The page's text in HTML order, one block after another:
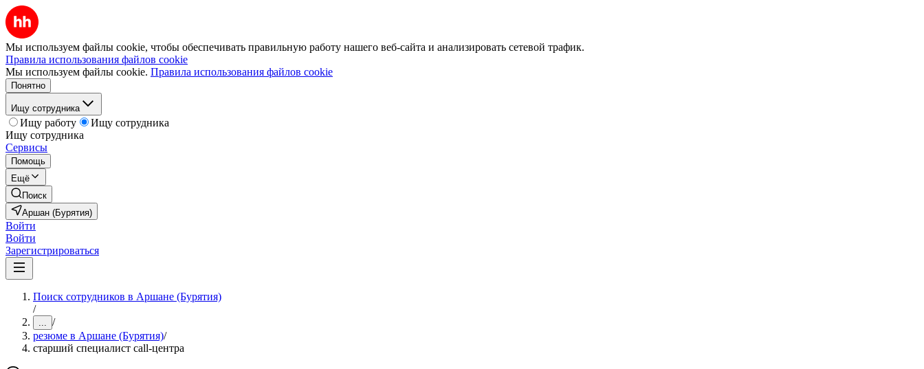
Мы используем файлы cookie, чтобы обеспечивать правильную работу нашего веб-сайта и анализировать сетевой трафик.
Правила использования файлов cookie
Мы используем файлы cookie. Правила использования файлов cookie
Понятно
Ищу сотрудника
Ищу работу
Ищу сотрудника
Ищу сотрудника
Сервисы
Помощь
Ещё
Поиск
Аршан (Бурятия)
Войти
Войти
Зарегистрироваться
Поиск сотрудников в Аршане (Бурятия)
/
... /
резюме в Аршане (Бурятия)/
старший специалист call-центра